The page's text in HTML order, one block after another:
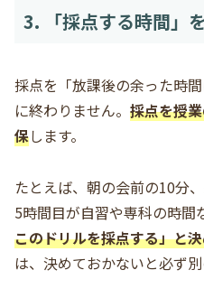
3. 「採点する時間」
採点を「放課後の余った時
に終わりません。 採点を授
保します。
たとえば、朝の会前の10分
5時間目が自習や専科の時間
このドリルを採点する」と
は、決めておかないと必ず別